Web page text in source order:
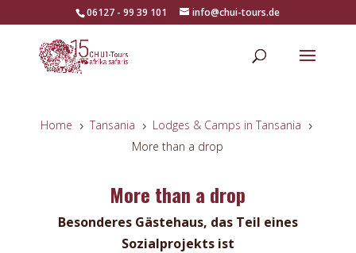
06127 - 99 39 101 info@chui-tours.de
Home 5 Tansania 5 Lodges & Camps in Tansania 5
More than a drop
More than a drop
Besonderes Gästehaus, das Teil eines
Sozialprojekts ist